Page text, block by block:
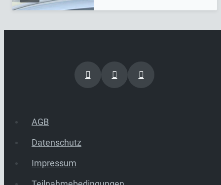
AGB
Datenschutz
Impressum